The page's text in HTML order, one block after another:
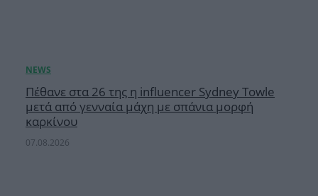
Πέθανε στα 26 της η influencer Sydney Towle
μετά από γενναία μάχη με σπάνια μορφή
καρκίνου
07.08.2026